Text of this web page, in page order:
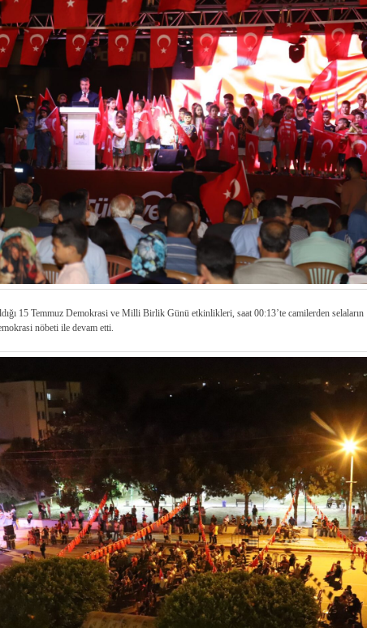
15 Temmuz Demokrasi ve Milli Birlik Günü etkinlikleri, saat 00:13’te camilerden selaların
nöbeti ile devam etti.